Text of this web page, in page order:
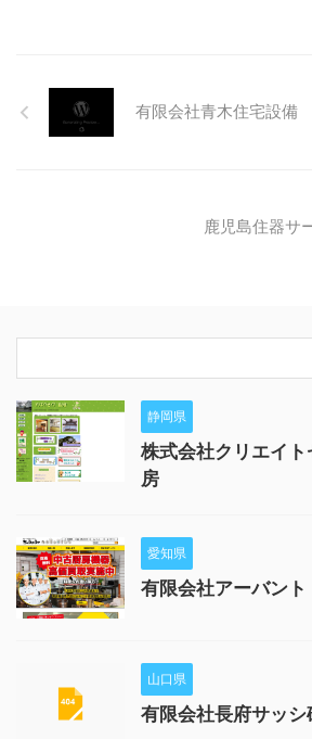
有限会社青木住宅設備
鹿児島住器サ
静岡県
株式会社クリエイ
房
愛知県
有限会社アーバント
山口県
有限会社長府サッシ